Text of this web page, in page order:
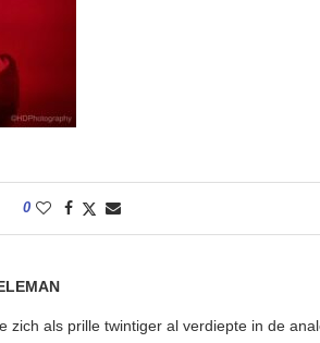
0
zich als prille twintiger al verdiepte in de